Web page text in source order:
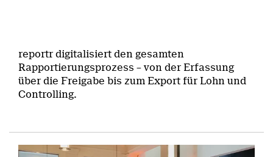
reportr digitalisiert den gesamten
Rapportierungsprozess – von der Erfassung
über die Freigabe bis zum Export für Lohn und
Controlling.